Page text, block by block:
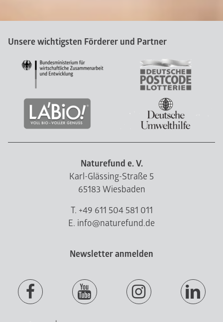
Unsere wichtigsten Förderer und Partner
Naturefund e. V.
Karl-Glässing-Straße 5
65183 Wiesbaden
T. +49 611 504 581 011
E. info@naturefund.de
Newsletter anmelden